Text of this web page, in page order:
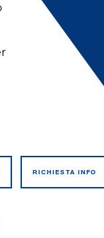
RICHIESTA INFO